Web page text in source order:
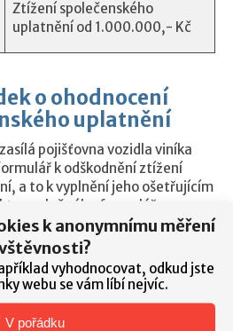
k anonymnímu měření
vyhodnocovat, odkud jste
webu se vám líbí nejvíc.
V pořádku
Ztížení společenského
uplatnění od 1.000.000,- Kč
o ohodnocení
uplatnění
pojišťovna vozidla viníka
k odškodnění ztížení
a to k vyplnění jeho ošetřujícím
vyplněného formuláře
nějaké odškodnění
Tento postup
důvodů:
obvykle není školen na
uplatnění dle Metodiky